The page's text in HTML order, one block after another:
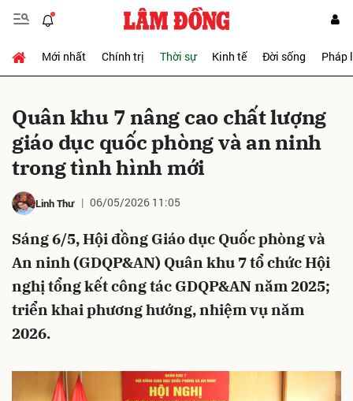
Mới nhất Chính trị Thời sự Kinh tế Đời sống Pháp
Quân khu 7 nâng cao chất lượng
giáo dục quốc phòng và an ninh
trong tình hình mới
Linh Thư 06/05/2026 11:05
Sáng 6/5, Hội đồng Giáo dục Quốc phòng và
An ninh (GDQP&AN) Quân khu 7 tổ chức Hội
nghị tổng kết công tác GDQP&AN năm 2025;
triển khai phương hướng, nhiệm vụ năm
2026.
Gửi bình luận
Hủy Gửi